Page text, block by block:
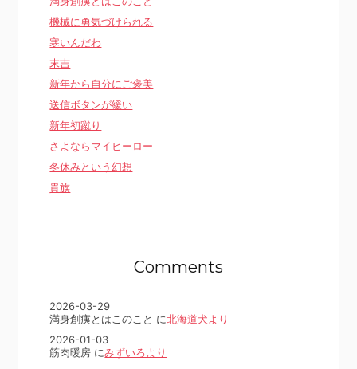
機械に勇気づけられる
寒いんだわ
末吉
新年から自分にご褒美
送信ボタンが緩い
新年初蹴り
さよならマイヒーロー
冬休みという幻想
貴族
Comments
2026-03-29
満身創痍とはこのこと に北海道犬より
2026-01-03
筋肉暖房 にみずいろより